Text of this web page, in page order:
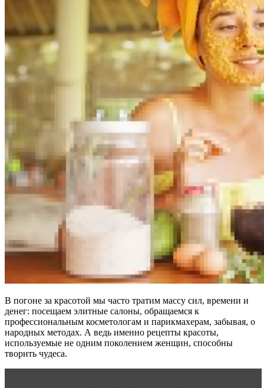
В погоне за красотой мы часто тратим массу сил, времени и
денег: посещаем элитные салоны, обращаемся к
профессиональным косметологам и парикмахерам, забывая, о
народных методах. А ведь именно рецепты красоты,
используемые не одним поколением женщин, способны
творить чудеса.